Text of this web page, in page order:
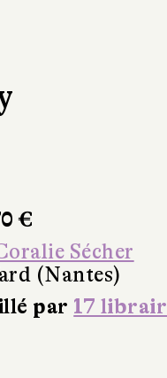
€
Sécher
(Nantes)
par 17